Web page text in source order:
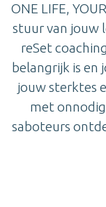
ONE LIFE,
stuur van jouw
reSet
belangrijk is en
jouw sterktes
met
saboteurs